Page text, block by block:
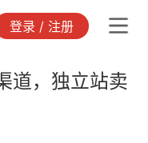
登录 / 注册
道，独立站卖